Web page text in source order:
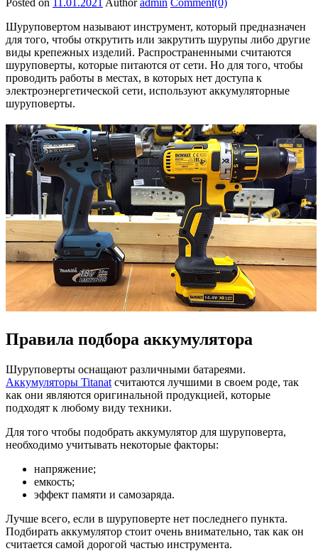
Шуруповертом называют инструмент, который предназначен
для того, чтобы открутить или закрутить шурупы либо другие
виды крепежных изделий. Распространенными считаются
шуруповерты, которые питаются от сети. Но для того, чтобы
проводить работы в местах, в которых нет доступа к
электроэнергетической сети, используют аккумуляторные
шуруповерты.
Правила подбора аккумулятора
Шуруповерты оснащают различными батареями.
Аккумуляторы Titanat считаются лучшими в своем роде, так
как они являются оригинальной продукцией, которые
подходят к любому виду техники.
Для того чтобы подобрать аккумулятор для шуруповерта,
необходимо учитывать некоторые факторы:
напряжение;
емкость;
эффект памяти и самозаряда.
Лучше всего, если в шуруповерте нет последнего пункта.
Подбирать аккумулятор стоит очень внимательно, так как он
считается самой дорогой частью инструмента.